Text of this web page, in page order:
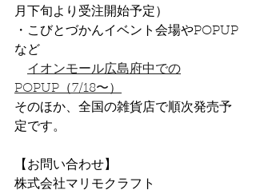
月下旬より受注開始予定）
・こびとづかんイベント会場やPOPUP
など
イオンモール広島府中での
POPUP （7/18〜）
そのほか、全国の雑貨店で順次発売予
定です。
【お問い合わせ】
株式会社マリモクラフト